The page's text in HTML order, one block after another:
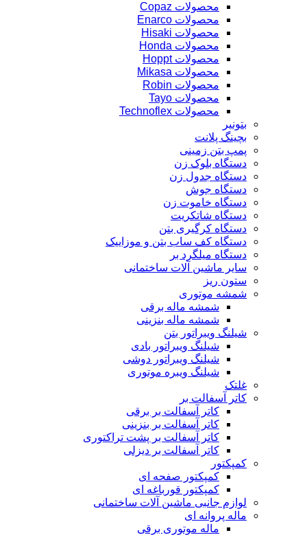
محصولات Copaz
محصولات Enarco
محصولات Hisaki
محصولات Honda
محصولات Hoppt
محصولات Mikasa
محصولات Robin
محصولات Tayo
محصولات Technoflex
بتونیر
بچینگ پلانت
پمپ بتن زمینی
دستگاه بلوک زن
دستگاه جدول زن
دستگاه جوش
دستگاه خاموت زن
دستگاه شاتکریت
دستگاه کرگیری بتن
دستگاه کف ساب بتن و موزاییک
دستگاه میلگرد بر
سایر ماشین آلات ساختمانی
ستون ریز
شمشه موتوری
شمشه ماله برقی
شمشه ماله بنزینی
شیلنگ ویبراتور بتن
شیلنگ ویبراتور بادی
شیلنگ ویبراتور دوشی
شیلنگ ویبره موتوری
غلتک
کاتر آسفالت بر
کاتر آسفالت بر برقی
کاتر آسفالت بر بنزینی
کاتر آسفالت بر پشت تراکتوری
کاتر آسفالت بر دیزلی
کمپکتور
کمپکتور صفحه ای
کمپکتور قورباغه ای
لوازم جانبی ماشین آلات ساختمانی
ماله پروانه ای
ماله موتوری برقی